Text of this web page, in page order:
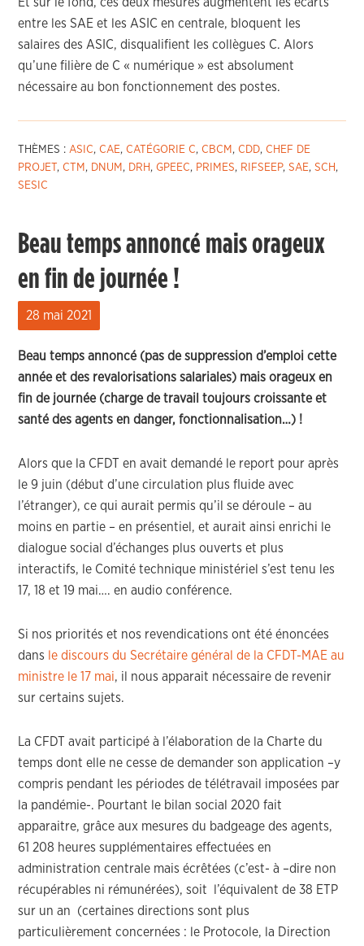
entre les SAE et les ASIC en centrale, bloquent les
salaires des ASIC, disqualifient les collègues C. Alors
qu’une filière de C « numérique » est absolument
nécessaire au bon fonctionnement des postes.
THÈMES :ASIC,CAE,CATÉGORIE C,CBCM ,CDD,CHEF DE
PROJET ,CTM , DNUM , DRH ,GPEEC, PRIMES, RIFSEEP,SAE,SCH ,
SESIC
Beau temps annoncé mais orageux
en fin de journée !
28 mai 2021
Beau temps annoncé (pas de suppression d’emploi cette
année et des revalorisations salariales) mais orageux en
fin de journée (charge de travail toujours croissante et
santé des agents en danger, fonctionnalisation…) !
Alors que la CFDT en avait demandé le report pour après
le 9 juin (début d’une circulation plus fluide avec
l’étranger), ce qui aurait permis qu’il se déroule – au
moins en partie – en présentiel, et aurait ainsi enrichi le
dialogue social d’échanges plus ouverts et plus
interactifs, le Comité technique ministériel s’est tenu les
17, 18 et 19 mai…. en audio conférence.
Si nos priorités et nos revendications ont été énoncées
dans le discours du Secrétaire général de la CFDT-MAE au
ministre le 17 mai, il nous apparait nécessaire de revenir
sur certains sujets.
La CFDT avait participé à l’élaboration de la Charte du
temps dont elle ne cesse de demander son application –y
compris pendant les périodes de télétravail imposées par
la pandémie-. Pourtant le bilan social 2020 fait
apparaitre, grâce aux mesures du badgeage des agents,
61 208 heures supplémentaires effectuées en
administration centrale mais écrêtées (c’est- à –dire non
récupérables ni rémunérées), soit l’équivalent de 38 ETP
sur un an (certaines directions sont plus
particulièrement concernées : le Protocole, la Direction